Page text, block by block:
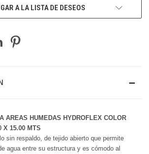
A LA LISTA DE DESEOS
AREAS HUMEDAS HYDROFLEX COLOR
X 15.00 MTS
sin respaldo, de tejido abierto que permite
agua entre su estructura y es cómodo al